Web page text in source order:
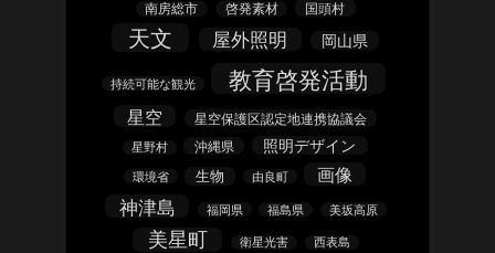
南房総市 啓発素材 国頭村
天文 屋外照明 岡山県
持続可能な観光 教育啓発活動
星空 星空保護区認定地連携協議会
星野村 沖縄県 照明デザイン
環境省 生物 由良町 画像
神津島 福岡県 福島県 美坂高原
美星町 衛星光害 西表島